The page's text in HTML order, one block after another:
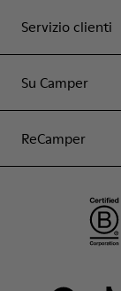
Servizio clienti
Su Camper
ReCamper